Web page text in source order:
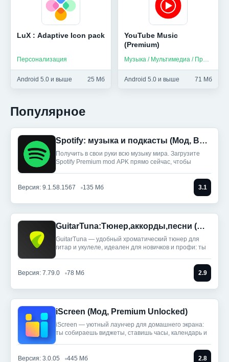
LuX : Adaptive Icon pack
Персонализация
Android 5.0 и выше 25 Мб
YouTube Music
(Premium)
Музыка / Мультимедиа / Приложения на русском
Android 5.0 и выше 71 Мб
Популярное
Spotify: музыка и подкасты (Мод, Всё разблокировано)
Получить в свои руки всю музыку мира. Загрузите
Spotify Premium mod APK прямо сейчас, чтобы
Версия: 9.1.58.1567 135 Мб 3.1
GuitarTuna:Тюнер,аккорды,песни (Мод, Premium Unlocked)
GuitarTuna — удобный хроматический тюнер для
гитар и укулеле, идеален для новичков и профи: ты
Версия: 7.79.0 78 Мб 2.9
iScreen (Мод, Premium Unlocked)
iScreen — уютный лаунчер для домашнего экрана:
ты собираешь виджеты, ставишь часы, календарь и
Версия: 3.0.05 445 Мб 2.8